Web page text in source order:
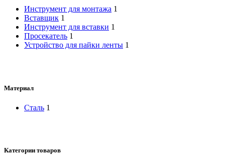
Инструмент для монтажа 1
Вставщик 1
Инструмент для вставки 1
Просекатель 1
Устройство для пайки ленты 1
Материал
Сталь 1
Категории товаров